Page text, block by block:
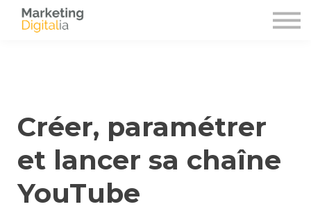
S'inscrire
Créer, paramétrer
et lancer sa chaîne
YouTube